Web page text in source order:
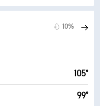
10%
105°
99°